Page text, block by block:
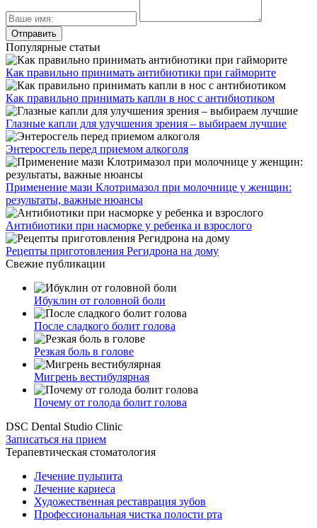
Популярные статьи
Как правильно принимать антибиотики при гайморите
Как правильно принимать капли в нос с антибиотиком
Глазные капли для улучшения зрения – выбираем лучшие
Энтеросгель перед приемом алкоголя
Применение мази Клотримазол при молочнице у женщин:
результаты, важные нюансы
Антибиотики при насморке у ребенка и взрослого
Рецепты приготовления Регидрона на дому
Свежие публикации
Ибуклин от головной боли
После сладкого болит голова
Резкая боль в голове
Мигрень вестибулярная
Почему от голода болит голова
DSC Dental Studio Clinic
Записаться на прием
Терапевтическая стоматология
Лечение пульпита
Лечение кариеса
Художественная реставрация зубов
Профессиональная чистка полости рта